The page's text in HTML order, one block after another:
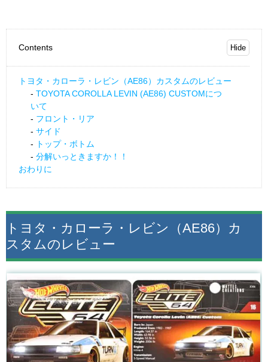
Contents
トヨタ・カローラ・レビン（AE86）カスタムのレビュー
TOYOTA COROLLA LEVIN (AE86) CUSTOMにつ
いて
フロント・リア
サイド
トップ・ボトム
分解いっときますか！！
おわりに
トヨタ・カローラ・レビン（AE86）カ
スタムのレビュー